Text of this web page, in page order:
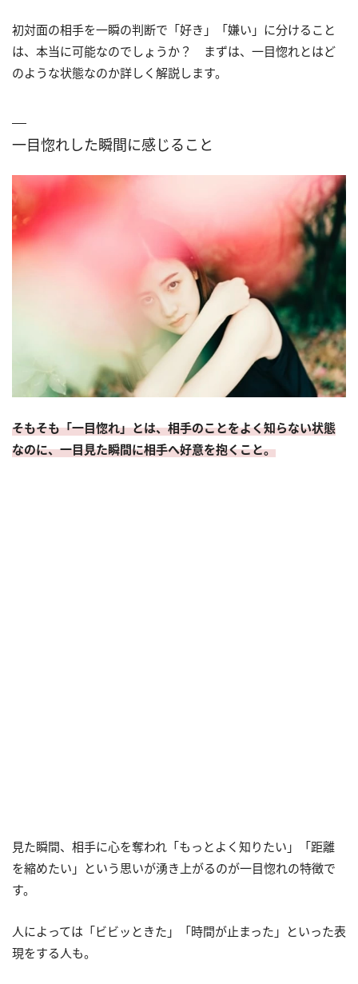
初対面の相手を一瞬の判断で「好き」「嫌い」に分けること
は、本当に可能なのでしょうか？ まずは、一目惚れとはど
のような状態なのか詳しく解説します。
一目惚れした瞬間に感じること
そもそも「一目惚れ」とは、相手のことをよく知らない状態
なのに、一目見た瞬間に相手へ好意を抱くこと。
見た瞬間、相手に心を奪われ「もっとよく知りたい」「距離
を縮めたい」という思いが湧き上がるのが一目惚れの特徴で
す。
人によっては「ビビッときた」「時間が止まった」といった表
現をする人も。